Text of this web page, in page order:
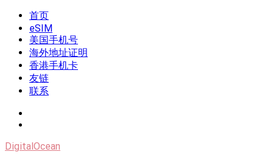
Skip
content
我是王掌柜
新闻酸菜馆|极客电台|自媒体联盟
首页
eSIM
美国手机号
海外地址证明
香港手机卡
友链
联系
DigitalOcean